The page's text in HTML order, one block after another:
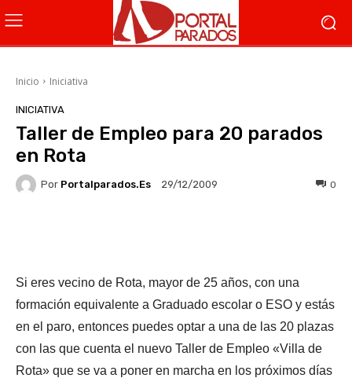
Inicio Iniciativa
INICIATIVA
Taller de Empleo para 20 parados
en Rota
Por Portalparados.es 29/12/2009 0
Si eres vecino de Rota, mayor de 25 años, con una
formación equivalente a Graduado escolar o ESO y estás
en el paro, entonces puedes optar a una de las 20 plazas
con las que cuenta el nuevo Taller de Empleo «Villa de
Rota» que se va a poner en marcha en los próximos días